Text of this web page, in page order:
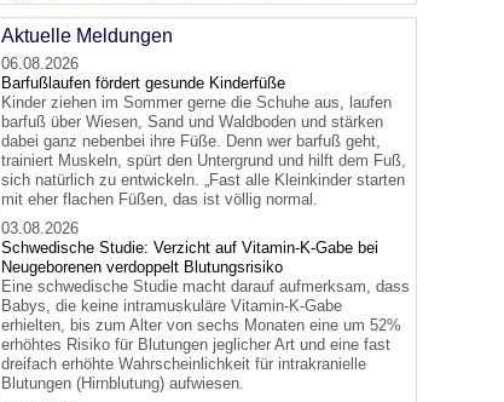
Aktuelle Meldungen
06.08.2026
Barfußlaufen fördert gesunde Kinderfüße
Kinder ziehen im Sommer gerne die Schuhe aus, laufen
barfuß über Wiesen, Sand und Waldboden und stärken
dabei ganz nebenbei ihre Füße. Denn wer barfuß geht,
trainiert Muskeln, spürt den Untergrund und hilft dem Fuß,
sich natürlich zu entwickeln. „Fast alle Kleinkinder starten
mit eher flachen Füßen, das ist völlig normal.
03.08.2026
Schwedische Studie: Verzicht auf Vitamin-K-Gabe bei
Neugeborenen verdoppelt Blutungsrisiko
Eine schwedische Studie macht darauf aufmerksam, dass
Babys, die keine intramuskuläre Vitamin-K-Gabe
erhielten, bis zum Alter von sechs Monaten eine um 52%
erhöhtes Risiko für Blutungen jeglicher Art und eine fast
dreifach erhöhte Wahrscheinlichkeit für intrakranielle
Blutungen (Hirnblutung) aufwiesen.